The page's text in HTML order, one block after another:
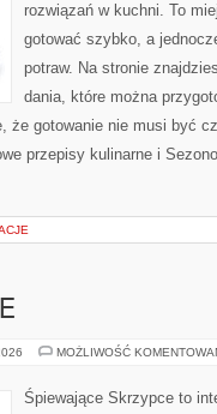
rozwiązań w kuchni. To
gotować szybko, a
potraw. Na stronie
dania, które można
że gotowanie nie musi być
przepisy kulinarne i
MOŻLIWOŚĆ
Śpiewające Skrzypce to